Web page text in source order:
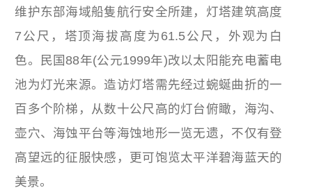
维护东部海域船隻航行安全所建，灯塔建筑高度
7公尺，塔顶海拔高度为61.5公尺，外观为白
色。民国88年(公元1999年)改以太阳能充电蓄电
池为灯光来源。造访灯塔需先经过蜿蜒曲折的一
百多个阶梯，从数十公尺高的灯台俯瞰，海沟、
壶穴、海蚀平台等海蚀地形一览无遗，不仅有登
高望远的征服快感，更可饱览太平洋碧海蓝天的
美景。